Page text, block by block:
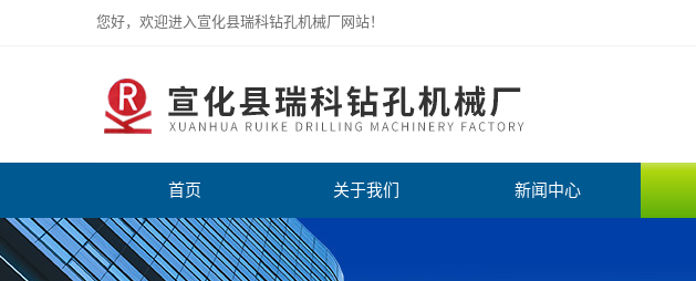
您好，欢迎进入宣化县瑞科钻孔机械厂网站！
首页 关于我们 新闻中心